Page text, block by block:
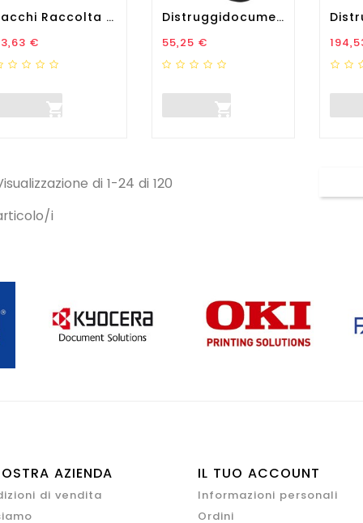
Sacchi Raccolta Per...
€

Distruggidocumenti 080X - A...
Prezzo
55,25 €

di 1-24 di 120
i
AZIENDA
di vendita
IL TUO ACCOUNT
Informazioni personali
Ordini